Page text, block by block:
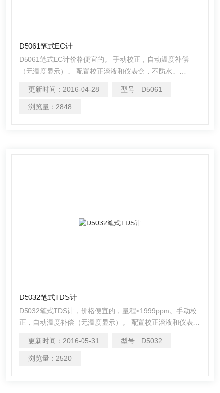
D5061笔式EC计
D5061笔式EC计价格便宜的。 手动校正，自动温度补偿
（无温度显示）。 配置校正溶液和仪表盒，不防水。
缩式电极使用方便，电极伸缩长度25~80mm。常用于无土
栽培领域中。手动校正，自动温度补偿（无温度显示）。配
更新时间： 2016-04-28 型号： D5061
浏览量： 2848
D5032笔式TDS计
D5032笔式TDS计，价格便宜的，量程≤1999ppm。手动校
正，自动温度补偿（无温度显示）。 配置校正溶液和仪表
方便，电极伸缩长度25~80mm。分辨率1ppm，量程
≤1999ppm，TDS采用固定系数0.665进行计算，用于较低
更新时间： 2016-05-31 型号： D5032
浏览量： 2520